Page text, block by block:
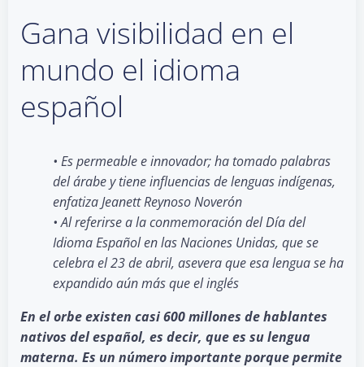
Gana visibilidad en el
mundo el idioma
español
• Es permeable e innovador; ha tomado palabras
del árabe y tiene influencias de lenguas indígenas,
enfatiza Jeanett Reynoso Noverón
• Al referirse a la conmemoración del Día del
Idioma Español en las Naciones Unidas, que se
celebra el 23 de abril, asevera que esa lengua se ha
expandido aún más que el inglés
En el orbe existen casi 600 millones de hablantes
nativos del español, es decir, que es su lengua
materna. Es un número importante porque permite